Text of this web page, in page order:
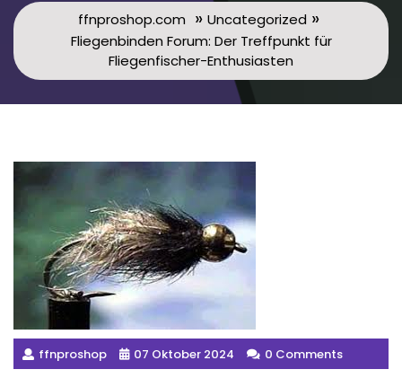
ffnproshop.com » Uncategorized »
Fliegenbinden Forum: Der Treffpunkt für
Fliegenfischer-Enthusiasten
ffnproshop 07 Oktober 2024 0 Comments